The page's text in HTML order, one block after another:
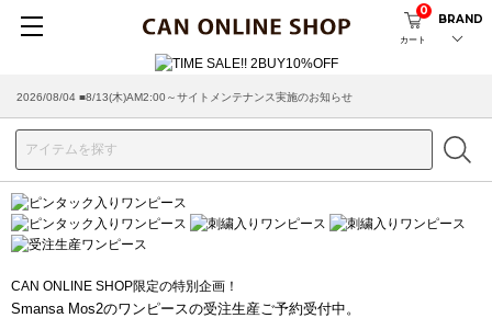
カート
0
BRAND
2026/07/29 ■【お知らせ】ヤマト運輸の配送遅延・停止について
CAN ONLINE SHOP限定の特別企画！
Smansa Mos2のワンピースの受注生産ご予約受付中。